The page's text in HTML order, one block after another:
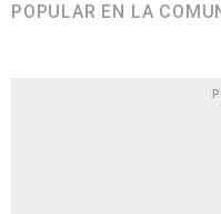
POPULAR EN LA